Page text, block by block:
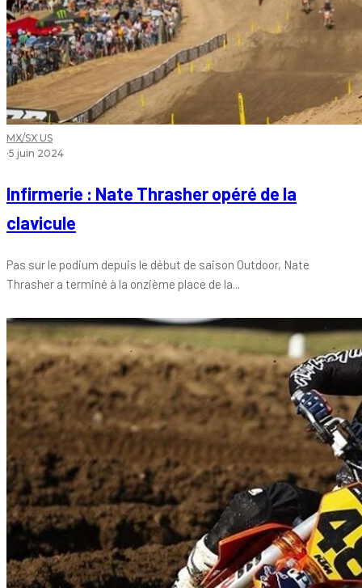
MX/SX US
·5 juin 2024
Infirmerie : Nate Thrasher opéré de la
clavicule
Pas sur le podium depuis le début de saison Outdoor, Nate
Thrasher a terminé à la onzième place de la...